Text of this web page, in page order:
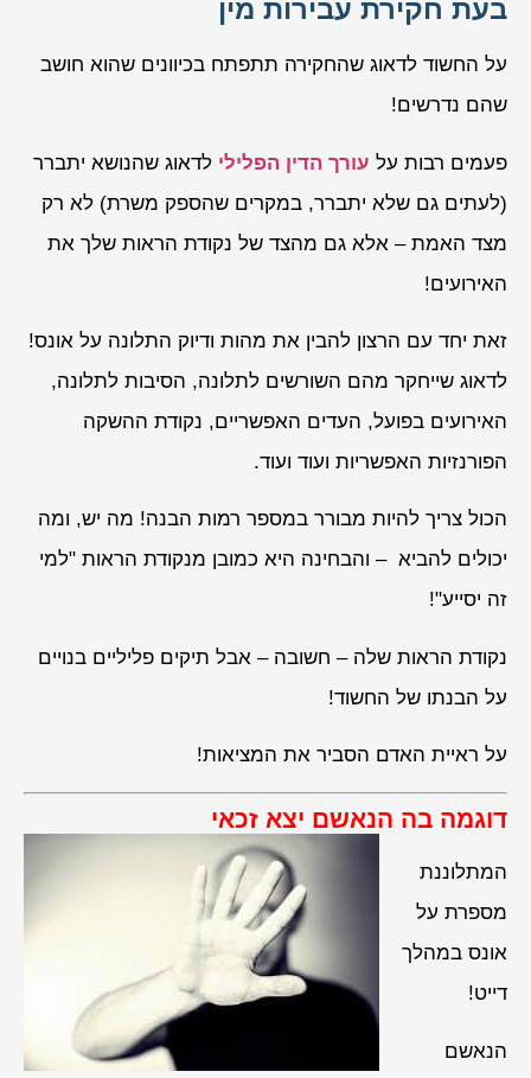
בעת חקירת עבירות מין
על החשוד לדאוג שהחקירה תתפתח בכיוונים שהוא חושב
שהם נדרשים!
פעמים רבות על עורך הדין הפלילי לדאוג שהנושא יתברר
(לעתים גם שלא יתברר, במקרים שהספק משרת) לא רק
מצד האמת – אלא גם מהצד של נקודת הראות שלך את
האירועים!
זאת יחד עם הרצון להבין את מהות ודיוק התלונה על אונס!
לדאוג שייחקר מהם השורשים לתלונה, הסיבות לתלונה,
האירועים בפועל, העדים האפשריים, נקודת ההשקה
הפורנזיות האפשריות ועוד ועוד.
הכול צריך להיות מבורר במספר רמות הבנה! מה יש, ומה
יכולים להביא – והבחינה היא כמובן מנקודת הראות "למי
זה יסייע"!
נקודת הראות שלה – חשובה – אבל תיקים פליליים בנויים
על הבנתו של החשוד!
על ראיית האדם הסביר את המציאות!
דוגמה בה הנאשם יצא זכאי
המתלוננת
מספרת על
אונס במהלך
דייט!
הנאשם